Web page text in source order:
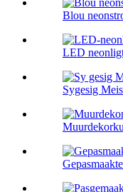
Blou
LED
Sygesig